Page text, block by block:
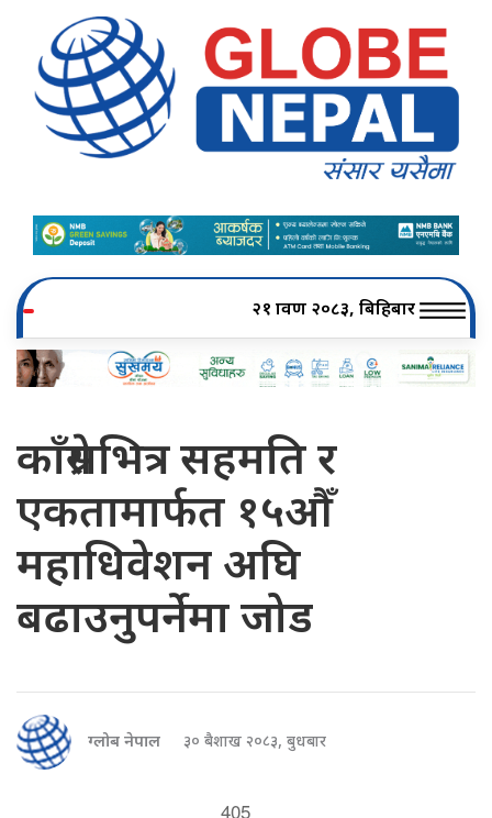
२१ श्रावण २०८३, बिहिबार
काँग्रेसभित्र सहमति र
एकतामार्फत १५औँ
महाधिवेशन अघि
बढाउनुपर्नेमा जोड
ग्लोब नेपाल ३० बैशाख २०८३, बुधबार
405